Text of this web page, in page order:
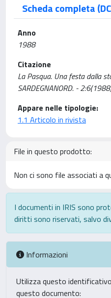
Scheda completa
Anno
1988
Citazione
La Pasqua. Una festa dalla
SARDEGNANORD. -
Appare nelle tipologie:
1.1 Articolo in rivista
File in questo prodotto:
Non ci sono file associati a
I documenti in IRIS sono
diritti sono riservati, salvo
Informazioni
Utilizza questo
questo documento: